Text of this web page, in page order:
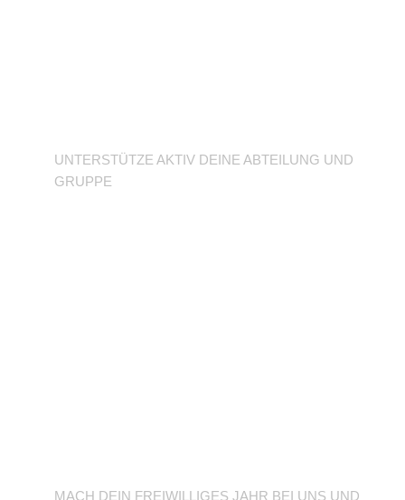
UNTERSTÜTZE AKTIV DEINE ABTEILUNG UND
GRUPPE
MACH DEIN FREIWILLIGES JAHR BEI UNS UND